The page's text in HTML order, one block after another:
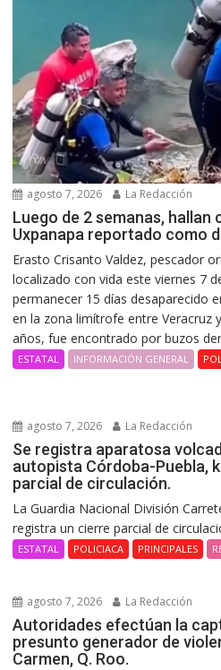
agosto 7, 2026 La Redacción
Luego de 2 semanas, hallan
Uxpanapa reportado como
Erasto Crisanto Valdez, pescador
localizado con vida este viernes 7
permanecer 15 días desaparecido
en la zona limítrofe entre Veracruz
años, fue encontrado por buzos
ESTATAL INFORMACIÓN GENERAL
agosto 7, 2026 La Redacción
Se registra aparatosa
autopista Córdoba-Puebla,
parcial de circulación.
La Guardia Nacional División
registra un cierre parcial de
ESTATAL POLICIACA PRINCIPALES
agosto 7, 2026 La Redacción
Autoridades efectúan la
presunto generador de
Carmen, Q. Roo.